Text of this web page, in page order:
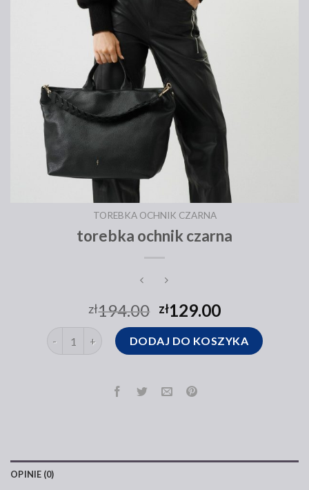
TOREBKA OCHNIK CZARNA
torebka ochnik czarna
zł194.00 zł129.00
ilość torebka ochnik czarnaDODAJ DO KOSZYKA
OPINIE (0)